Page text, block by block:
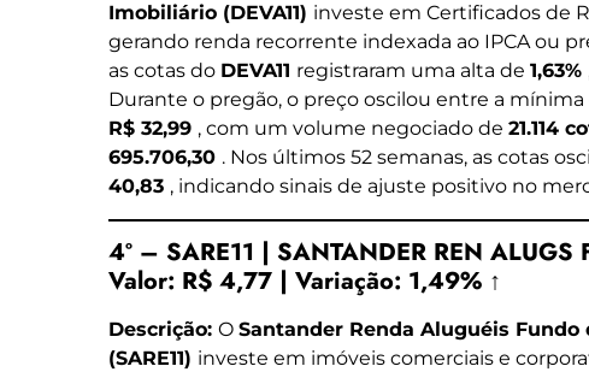
Imobiliário (DEVA11) investe em Certificados de
gerando renda recorrente indexada ao IPCA ou
as cotas do DEVA11 registraram uma alta de 1,63%
Durante o pregão, o preço oscilou entre a mínima
R$ 32,99 , com um volume negociado de 21.114
695.706,30 . Nos últimos 52 semanas, as cotas
40,83 , indicando sinais de ajuste positivo no
4º – SARE11 | SANTANDER REN ALUGS
Valor: R$ 4,77 | Variação: 1,49% ↑
Descrição: O Santander Renda Aluguéis
(SARE11) investe em imóveis comerciais e